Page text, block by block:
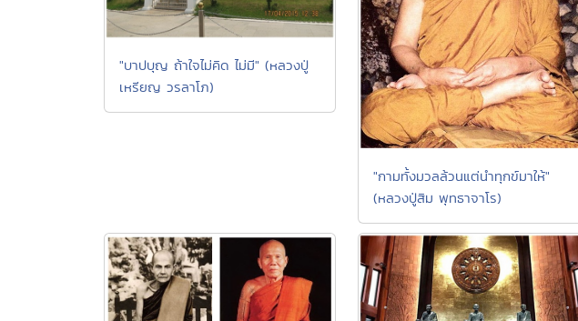
"บาปบุญ ถ้าใจไม่คิด ไม่มี" (หลวงปู่
เหรียญ วรลาโภ)
"กามทั้งมวลล้วนแต่นำทุกข์มาให้"
(หลวงปู่สิม พุทธาจาโร)